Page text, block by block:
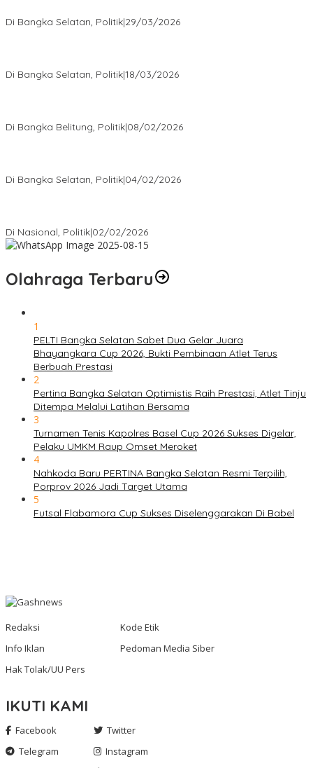
Di Bangka Selatan, Politik|29/03/2026
Di Bangka Selatan, Politik|18/03/2026
Di Bangka Belitung, Politik|08/02/2026
Di Bangka Selatan, Politik|04/02/2026
Di Nasional, Politik|02/02/2026
Olahraga Terbaru
1
PELTI Bangka Selatan Sabet Dua Gelar Juara
Bhayangkara Cup 2026, Bukti Pembinaan Atlet Terus
Berbuah Prestasi
2
Pertina Bangka Selatan Optimistis Raih Prestasi, Atlet Tinju
Ditempa Melalui Latihan Bersama
3
Turnamen Tenis Kapolres Basel Cup 2026 Sukses Digelar,
Pelaku UMKM Raup Omset Meroket
4
Nahkoda Baru PERTINA Bangka Selatan Resmi Terpilih,
Porprov 2026 Jadi Target Utama
5
Futsal Flabamora Cup Sukses Diselenggarakan Di Babel
Redaksi
Kode Etik
Info Iklan
Pedoman Media Siber
Hak Tolak/UU Pers
IKUTI KAMI
Facebook
Twitter
Telegram
Instagram